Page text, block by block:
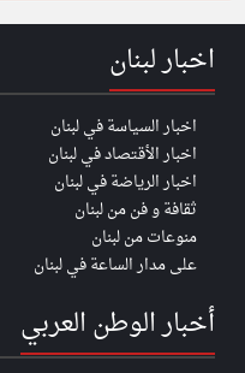
اخبار لبنان
اخبار السياسة في لبنان
اخبار الأقتصاد في لبنان
اخبار الرياضة في لبنان
ثقافة و فن من لبنان
منوعات من لبنان
على مدار الساعة في لبنان
أخبار الوطن العربي